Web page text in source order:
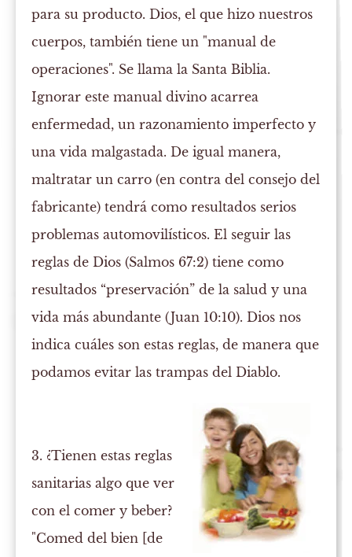
para su producto. Dios, el que hizo nuestros
cuerpos, también tiene un "manual de
operaciones". Se llama la Santa Biblia.
Ignorar este manual divino acarrea
enfermedad, un razonamiento imperfecto y
una vida malgastada. De igual manera,
maltratar un carro (en contra del consejo del
fabricante) tendrá como resultados serios
problemas automovilísticos. El seguir las
reglas de Dios (Salmos 67:2) tiene como
resultados “preservación” de la salud y una
vida más abundante (Juan 10:10). Dios nos
indica cuáles son estas reglas, de manera que
podamos evitar las trampas del Diablo.
3. ¿Tienen estas reglas
sanitarias algo que ver
con el comer y beber?
"Comed del bien [de